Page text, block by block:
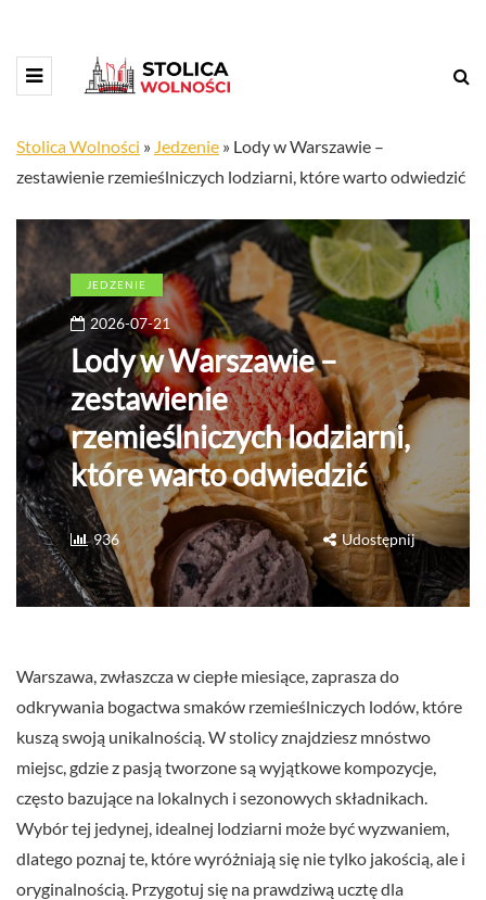
Stolica Wolności » Jedzenie » Lody w Warszawie –
zestawienie rzemieślniczych lodziarni, które warto odwiedzić
JEDZENIE
2026-07-21
Lody w Warszawie –
zestawienie
rzemieślniczych lodziarni,
które warto odwiedzić
936 Udostępnij
Warszawa, zwłaszcza w ciepłe miesiące, zaprasza do
odkrywania bogactwa smaków rzemieślniczych lodów, które
kuszą swoją unikalnością. W stolicy znajdziesz mnóstwo
miejsc, gdzie z pasją tworzone są wyjątkowe kompozycje,
często bazujące na lokalnych i sezonowych składnikach.
Wybór tej jedynej, idealnej lodziarni może być wyzwaniem,
dlatego poznaj te, które wyróżniają się nie tylko jakością, ale i
oryginalnością. Przygotuj się na prawdziwą ucztę dla